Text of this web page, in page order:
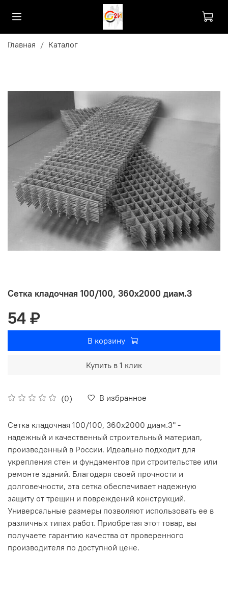
Главная Каталог
Сетка кладочная 100/100, 360х2000 диам.3
(0) В избранное
54 ₽
В корзину
Купить в 1 клик
Сетка кладочная 100/100, 360х2000 диам.3" -
надежный и качественный строительный материал,
произведенный в России. Идеально подходит для
укрепления стен и фундаментов при строительстве или
ремонте зданий. Благодаря своей прочности и
долговечности, эта сетка обеспечивает надежную
защиту от трещин и повреждений конструкций.
Универсальные размеры позволяют использовать ее в
различных типах работ. Приобретая этот товар, вы
получаете гарантию качества от проверенного
производителя по доступной цене.